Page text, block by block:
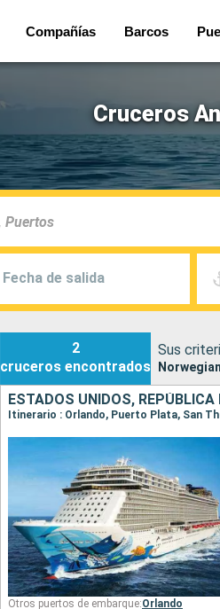
Compañías Barcos
Cruceros
Fecha de salida
2
cruceros encontrados
Sus
ESTADOS UNIDOS,
Itinerario : Orlando, Puerto Plata, San
Otros puertos de embarque:Orlando